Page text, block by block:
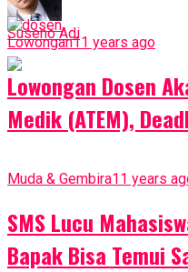
Suseno Adi
Lowongan11 years ago
Lowongan Dosen
Medik (ATEM),
Muda & Gembira11 years
SMS Lucu
Bapak Bisa Temui